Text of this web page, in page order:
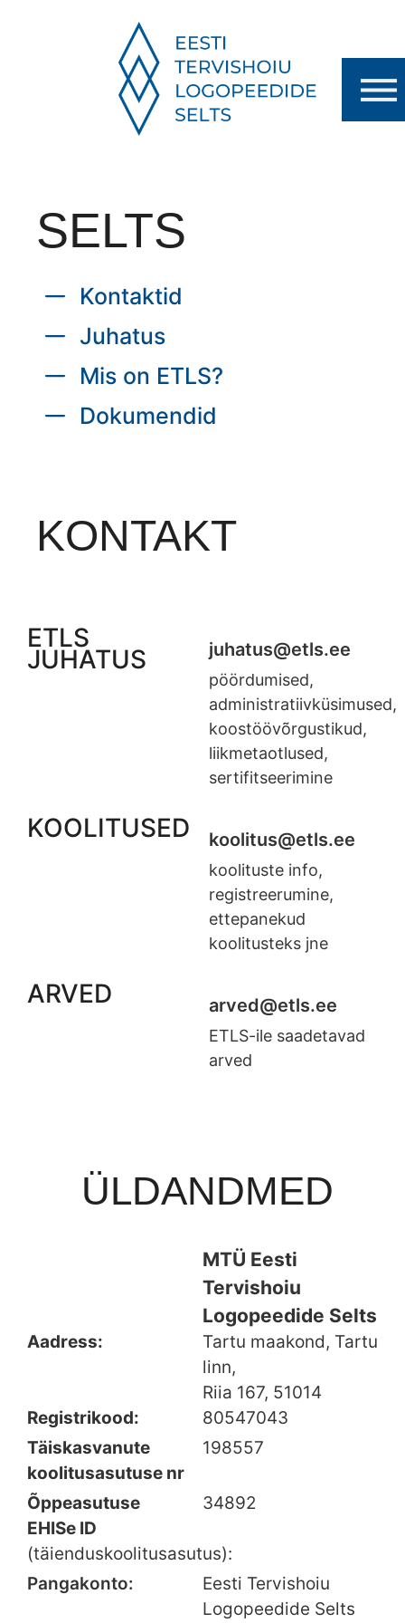
SELTS
Kontaktid
Juhatus
Mis on ETLS?
Dokumendid
KONTAKT
ETLS
JUHATUS juhatus@etls.ee
pöördumised,
administratiivküsimused,
koostöövõrgustikud,
liikmetaotlused,
sertifitseerimine
KOOLITUSED koolitus@etls.ee
koolituste info,
registreerumine,
ettepanekud
koolitusteks jne
ARVED arved@etls.ee
ETLS-ile saadetavad
arved
ÜLDANDMED
MTÜ Eesti
Tervishoiu
Logopeedide Selts
Aadress:
Tartu maakond, Tartu
linn,
Riia 167, 51014
Registrikood:
80547043
Täiskasvanute
koolitusasutuse nr
198557
Õppeasutuse
EHISe ID
(täienduskoolitusasutus):
34892
Pangakonto:
Eesti Tervishoiu
Logopeedide Selts